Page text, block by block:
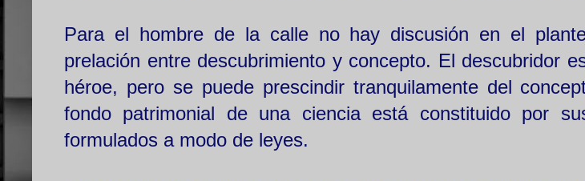
Para el hombre de la calle no hay discusión en el
prelación entre descubrimiento y concepto. El descubridor
héroe, pero se puede prescindir tranquilamente del
fondo patrimonial de una ciencia está constituido por
formulados a modo de leyes.